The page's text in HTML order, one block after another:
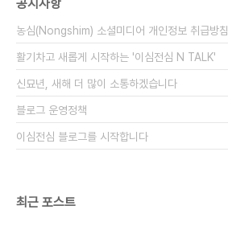
공지사항
농심(Nongshim) 소셜미디어 개인정보 취급방침
활기차고 새롭게 시작하는 '이심전심 N TALK'
신묘년, 새해 더 많이 소통하겠습니다
블로그 운영정책
이심전심 블로그를 시작합니다
최근 포스트